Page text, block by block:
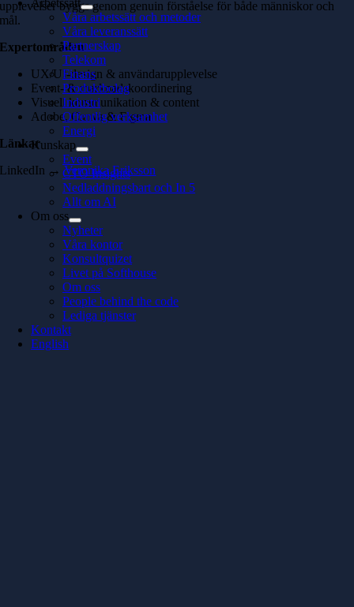
Arbetssätt
Våra arbetssätt och metoder
Våra leveranssätt
Partnerskap
Telekom
Finans
Produktbolag
Industri
Offentlig verksamhet
Energi
Kunskap
Event
CTO Insights
Nedladdningsbart och In 5
Allt om AI
Om oss
Nyheter
Våra kontor
Konsultquizet
Livet på Softhouse
Om oss
People behind the code
Lediga tjänster
Kontakt
English
upplevelser byggs genom genuin förståelse för både människor och
mål.
Expertområden
UX/UI-design & användarupplevelse
Event- & marknadskoordinering
Visuell kommunikation & content
Adobe, Canva & Figma
Länkar
LinkedIn →Veronika Eriksson